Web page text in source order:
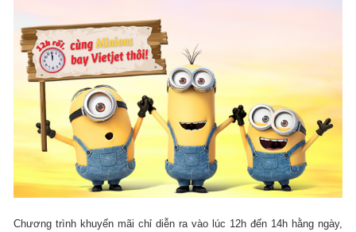
Chương trình khuyến mãi chỉ diễn ra vào lúc 12h đến 14h hằng ngày,